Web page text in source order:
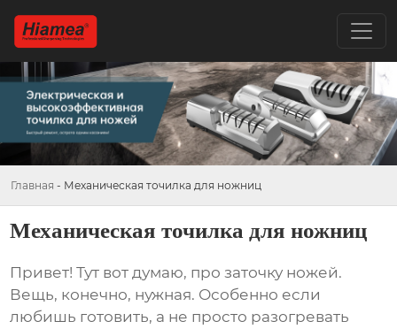
Главная - Механическая точилка для ножниц
Механическая точилка для ножниц
Привет! Тут вот думаю, про заточку ножей.
Вещь, конечно, нужная. Особенно если
любишь готовить, а не просто разогревать